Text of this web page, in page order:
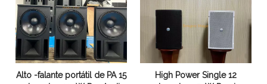
* Suporte de montagem
de parede em forma de U
equipado
acessórios de ajuste
* Instalação horizontal ou
vertical sem girar a buzina
* Amplamente utilizado
para sala de reuniões,
Alto -falante portátil de PA 15
High Power Single 12